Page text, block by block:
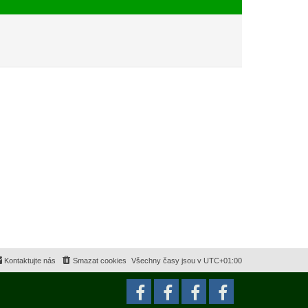
Všechny časy jsou v UTC+01:00
Smazat cookies
Kontaktujte nás